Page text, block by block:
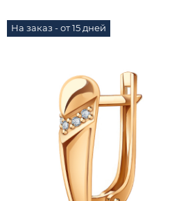
На заказ - от 15 дней